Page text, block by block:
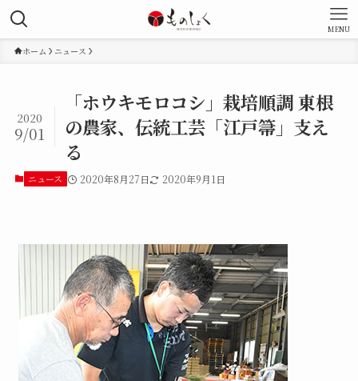
MENU
ホーム ニュース
「ホウキモロコシ」栽培順調 東根
の農家、伝統工芸「江戸箒」支え
る
2020
9/01
ニュース 2020年8月27日 2020年9月1日